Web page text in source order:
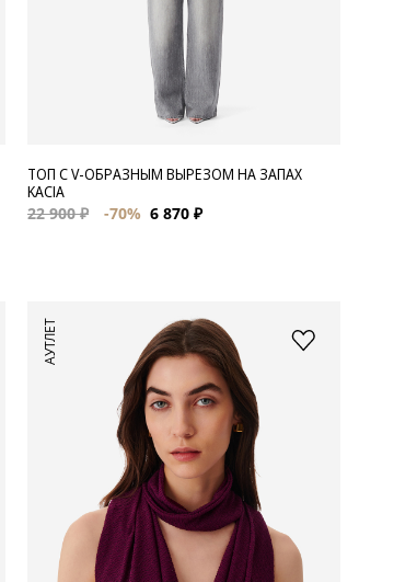
ТОП С V-ОБРАЗНЫМ ВЫРЕЗОМ НА ЗАПАХ
KACIA
22 900 ₽
-70% 6 870 ₽
АУТЛЕТ